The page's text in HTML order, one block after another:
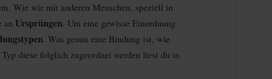
Wie wir mit anderen Menschen, speziell in
an Ursprüngen. Um eine gewisse Einordnung
. Was genau eine Bindung ist, wie
diese folglich zugeordnet werden liest du in